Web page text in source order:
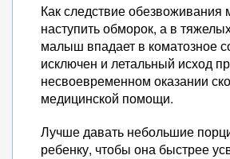
Как следствие обезвоживания
наступить обморок, а в
малыш впадает в коматозное
исключен и летальный исход
несвоевременном оказании
медицинской помощи.
Лучше давать небольшие
ребенку, чтобы она быстрее